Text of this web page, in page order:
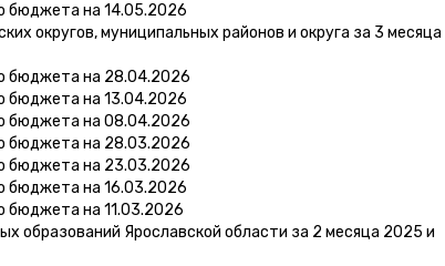
бюджета на 14.05.2026
округов, муниципальных районов и округа за 3 месяца
бюджета на 28.04.2026
бюджета на 13.04.2026
бюджета на 08.04.2026
бюджета на 28.03.2026
бюджета на 23.03.2026
бюджета на 16.03.2026
бюджета на 11.03.2026
образований Ярославской области за 2 месяца 2025 и